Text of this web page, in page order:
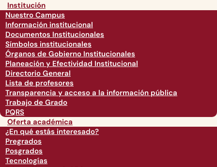
Institución
Nuestro Campus
Información institucional
Documentos Institucionales
Símbolos institucionales
Órganos de Gobierno Institucionales
Planeación y Efectividad Institucional
Directorio General
Lista de profesores
Transparencia y acceso a la información pública
Trabajo de Grado
PQRS
Oferta académica
¿En qué estás interesado?
Pregrados
Posgrados
Tecnologías